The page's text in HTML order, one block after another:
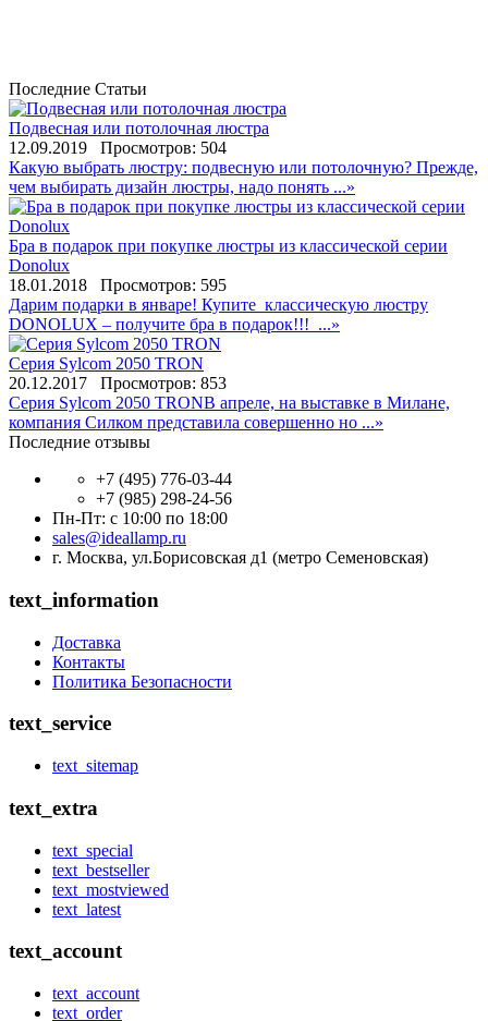
Последние Статьи
Подвесная или потолочная люстра
12.09.2019
Просмотров: 504
Какую выбрать люстру: подвесную или потолочную? Прежде,
чем выбирать дизайн люстры, надо понять ...»
Бра в подарок при покупке люстры из классической серии
Donolux
18.01.2018
Просмотров: 595
Дарим подарки в январе! Купите классическую люстру
DONOLUX – получите бра в подарок!!! ...»
Серия Sylcom 2050 TRON
20.12.2017
Просмотров: 853
Серия Sylcom 2050 TRON ​В апреле, на выставке в Милане,
компания Силком представила совершенно но ...»
Последние отзывы
+7 (495) 776-03-44
+7 (985) 298-24-56
Пн-Пт: с 10:00 по 18:00
sales@ideallamp.ru
г. Москва, ул.Борисовская д1 (метро Семеновская)
text_information
Доставка
Контакты
Политика Безопасности
text_service
text_sitemap
text_extra
text_special
text_bestseller
text_mostviewed
text_latest
text_account
text_account
text_order